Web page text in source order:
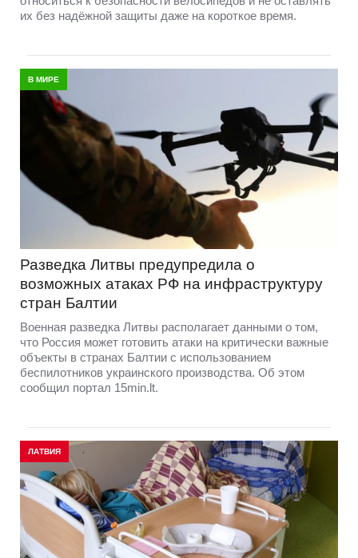
их без надёжной защиты даже на короткое время.
В МИРЕ
Разведка Литвы предупредила о
возможных атаках РФ на инфраструктуру
стран Балтии
Военная разведка Литвы располагает данными о том,
что Россия может готовить атаки на критически важные
объекты в странах Балтии с использованием
беспилотников украинского производства. Об этом
сообщил портал 15min.lt.
ЛАТВИЯ